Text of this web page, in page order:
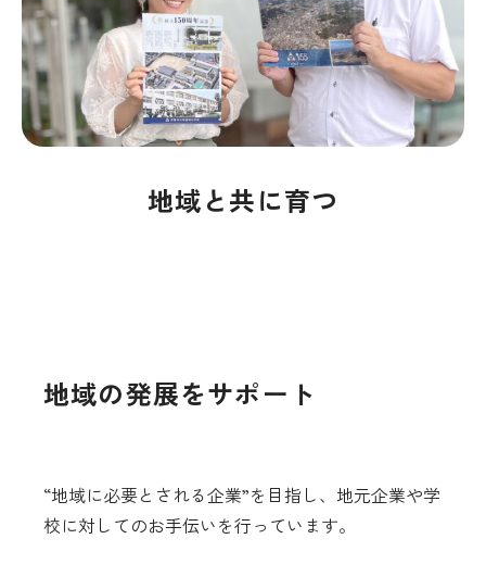
地域と共に育つ
地域の発展をサポート
“地域に必要とされる企業”を目指し、地元企業や学
校に対してのお手伝いを行っています。